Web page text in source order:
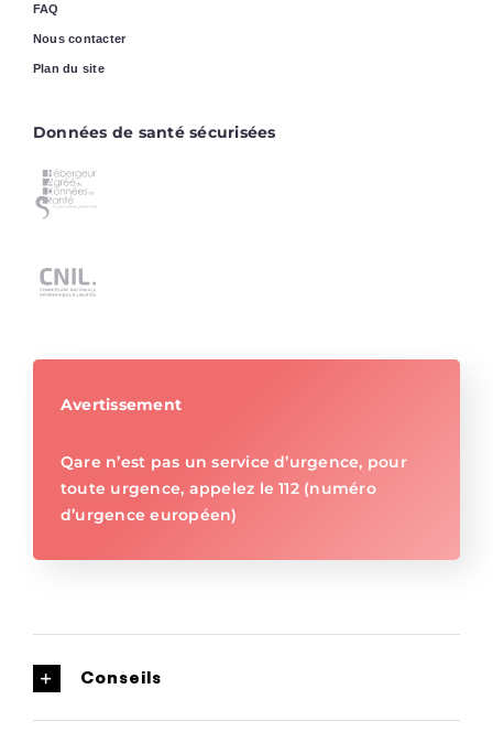
FAQ
Nous contacter
Plan du site
Données de santé sécurisées
Avertissement
Qare n’est pas un service d’urgence, pour
toute urgence, appelez le 112 (numéro
d’urgence européen)
Conseils